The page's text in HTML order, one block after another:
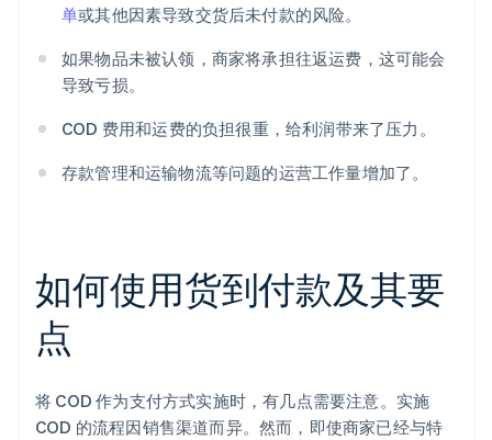
单或其他因素导致交货后未付款的风险。
如果物品未被认领，商家将承担往返运费，这可能会
导致亏损。
COD 费用和运费的负担很重，给利润带来了压力。
存款管理和运输物流等问题的运营工作量增加了。
如何使用货到付款及其要
点
将 COD 作为支付方式实施时，有几点需要注意。实施
COD 的流程因销售渠道而异。然而，即使商家已经与特